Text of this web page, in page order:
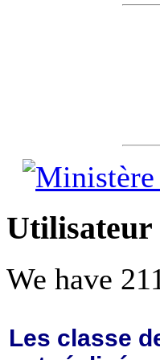
Utilisateur
We have
Les classe